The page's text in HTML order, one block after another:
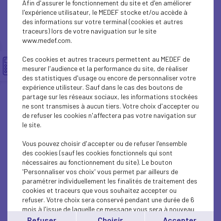
ECONOMY
ECONOMY
ECONOMY
ECONOMY
ECONOMY
ECONOMY
ECONOMY
ECONOMY
ECONOMY
Afin d'assurer le fonctionnement du site et d'en améliorer
l'expérience utilisateur, le MEDEF stocke et/ou accède à
des informations sur votre terminal (cookies et autres
traceurs) lors de votre naviguation sur le site
www.medef.com.
Ces cookies et autres traceurs permettent au MEDEF de
mesurer l'audience et la performance du site, de réaliser
des statistiques d'usage ou encore de personnaliser votre
expérience utilisteur. Sauf dans le cas des boutons de
partage sur les réseaux sociaux, les informations stockées
ne sont transmises à aucun tiers. Votre choix d'accepter ou
de refuser les cookies n'affectera pas votre navigation sur
le site.
Vous pouvez choisir d'accepter ou de refuser l'ensemble
des cookies (sauf les cookies fonctionnels qui sont
nécessaires au fonctionnement du site). Le bouton
'Personnaliser vos choix' vous permet par ailleurs de
paramétrer individuellement les finalités de traitement des
cookies et traceurs que vous souhaitez accepter ou
refuser. Votre choix sera conservé pendant une durée de 6
mois à l'issue de laquelle ce message vous sera à nouveau
affiché..